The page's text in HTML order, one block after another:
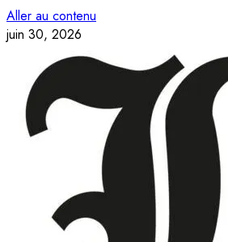
Aller au contenu
juin 30, 2026